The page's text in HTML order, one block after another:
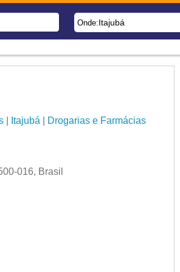
Onde:Itajubá
| Itajubá
Drogarias e Farmácias
016, Brasil